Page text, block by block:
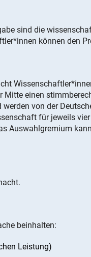
sind die
können den
einen
von der
für jeweils
Auswahlgremium
beinhalten:
Leistung)